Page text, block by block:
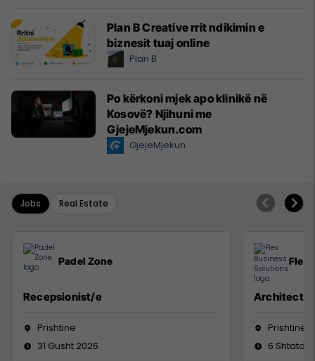
Plan B Creative rrit ndikimin e
biznesit tuaj online
Plan B
Po kërkoni mjek apo klinikë në
Kosovë? Njihuni me
GjejeMjekun.com
GjejeMjekun
Jobs Real Estate
Padel Zone
Recepsionist/e
Prishtine
31 Gusht 2026
Flex
Architect
Prishtinë
6 Shtator